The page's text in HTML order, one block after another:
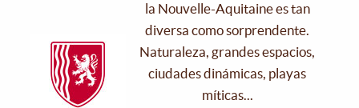
la Nouvelle-Aquitaine es tan
diversa como sorprendente.
Naturaleza, grandes espacios,
ciudades dinámicas, playas
míticas...